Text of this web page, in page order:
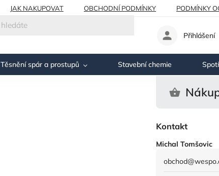
JAK NAKUPOVAT OBCHODNÍ PODMÍNKY PODMÍNKY
Přihlášení
Těsnění spár a prostupů Stavební chemie
Kontakt
Michal Tomšovic
obchod@